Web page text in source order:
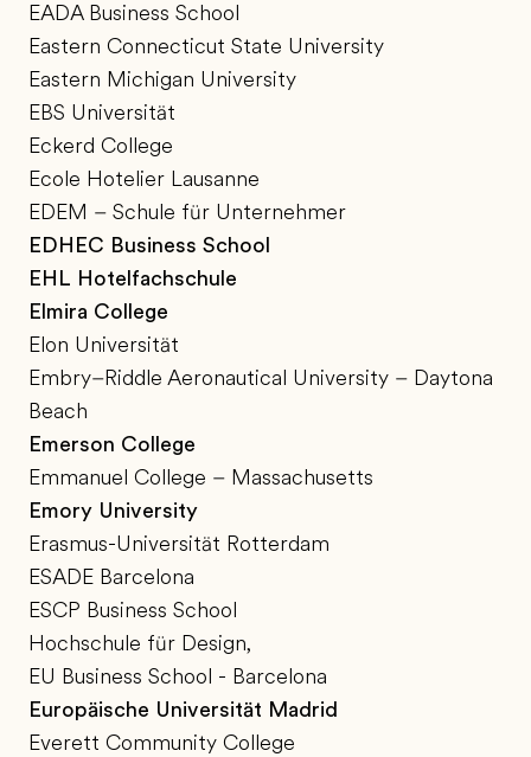
EADA Business School
Eastern Connecticut State University
Eastern Michigan University
EBS Universität
Eckerd College
Ecole Hotelier Lausanne
EDEM – Schule für Unternehmer
EDHEC Business School
EHL Hotelfachschule
Elmira College
Elon Universität
Embry–Riddle Aeronautical University – Daytona
Beach
Emerson College
Emmanuel College – Massachusetts
Emory University
Erasmus-Universität Rotterdam
ESADE Barcelona
ESCP Business School
Hochschule für Design,
EU Business School - Barcelona
Europäische Universität Madrid
Everett Community College